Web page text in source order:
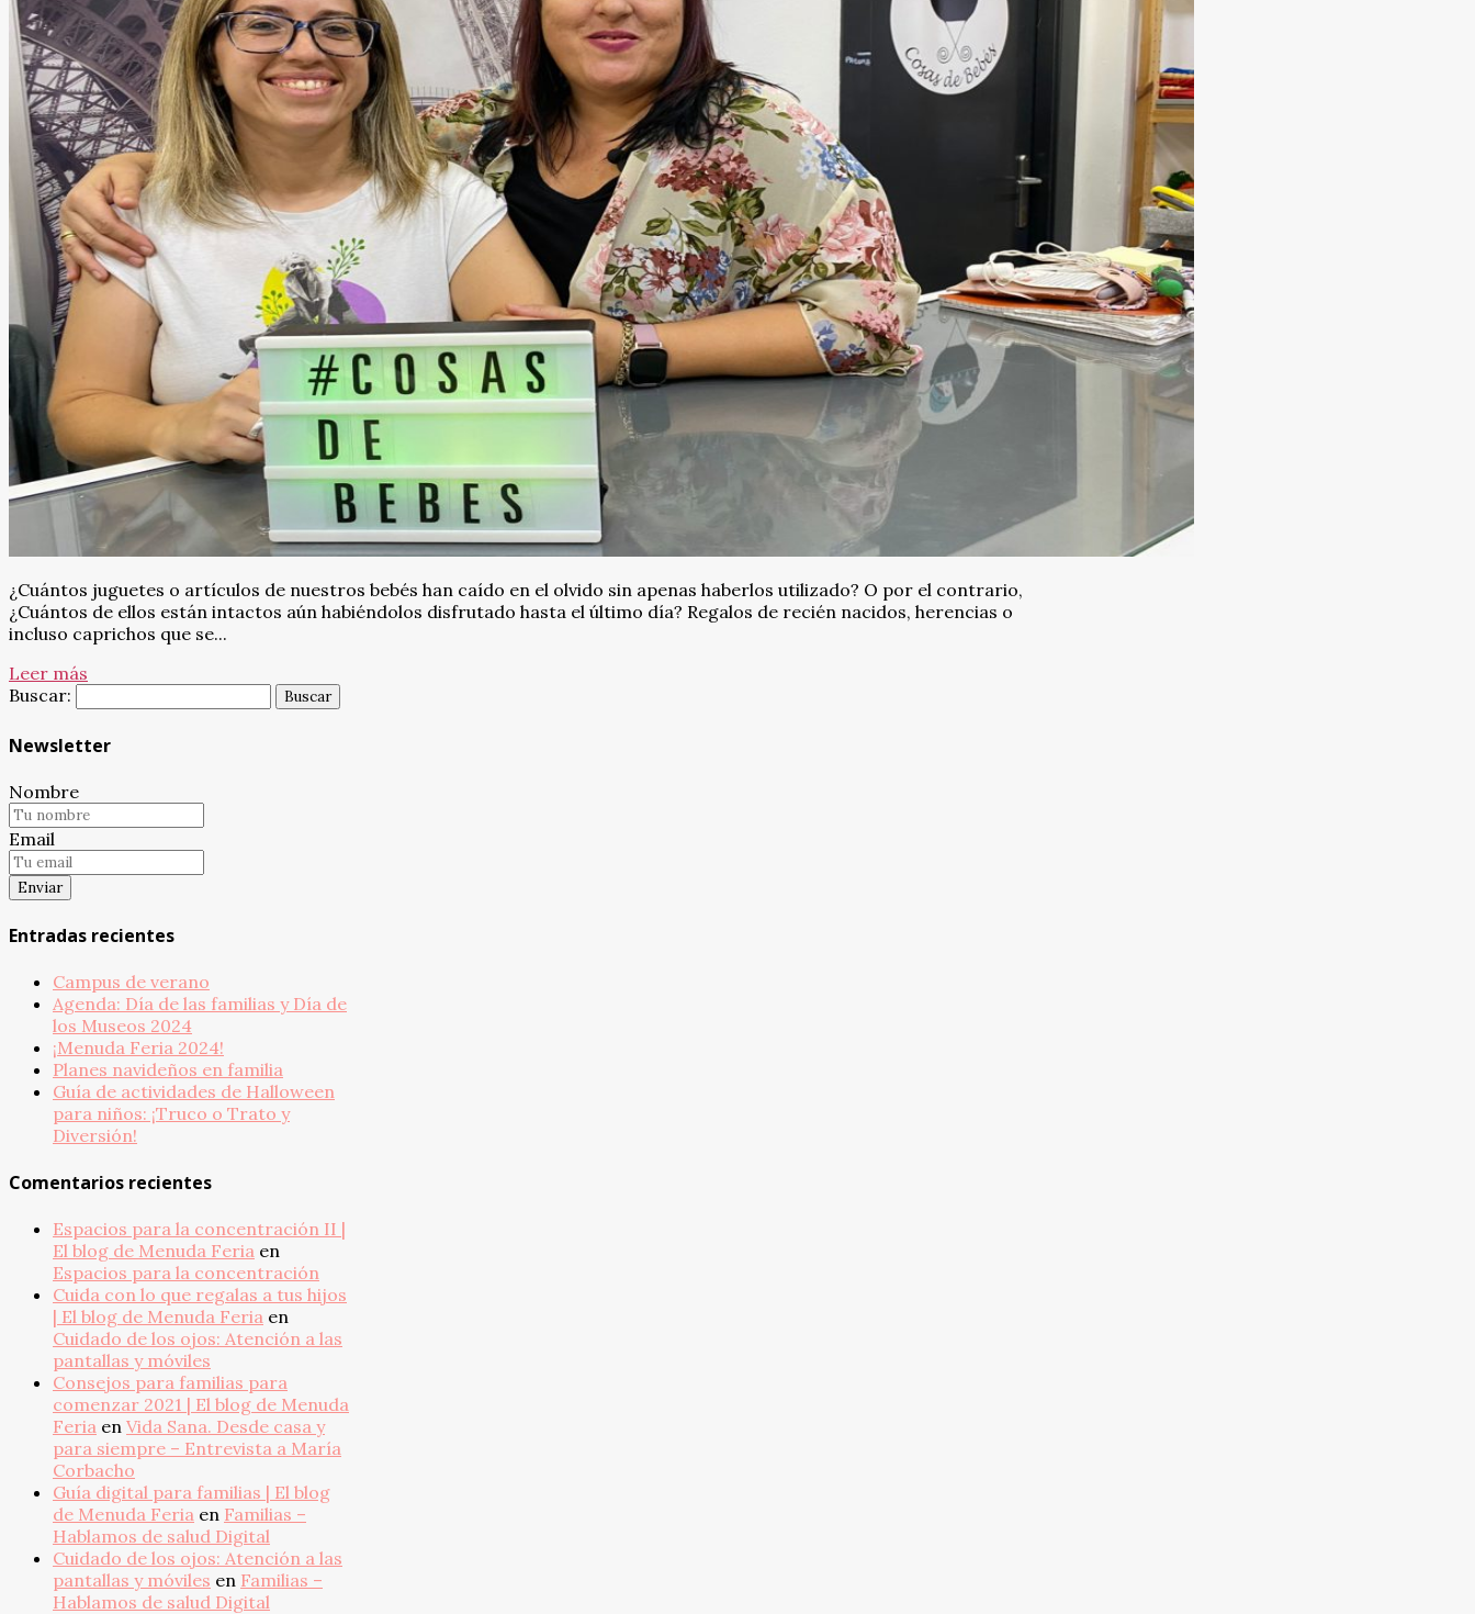
¿Cuántos juguetes o artículos de nuestros bebés han caído en el olvido sin apenas haberlos utilizado? O por el contrario,
¿Cuántos de ellos están intactos aún habiéndolos disfrutado hasta el último día? Regalos de recién nacidos, herencias o
incluso caprichos que se...
Leer más
Buscar:
Newsletter
Nombre
Email
Entradas recientes
Campus de verano
Agenda: Día de las familias y Día de
los Museos 2024
¡Menuda Feria 2024!
Planes navideños en familia
Guía de actividades de Halloween
para niños: ¡Truco o Trato y
Diversión!
Comentarios recientes
Espacios para la concentración II |
El blog de Menuda Feria en
Espacios para la concentración
Cuida con lo que regalas a tus hijos
| El blog de Menuda Feria en
Cuidado de los ojos: Atención a las
pantallas y móviles
Consejos para familias para
comenzar 2021 | El blog de Menuda
Feria en Vida Sana. Desde casa y
para siempre – Entrevista a María
Corbacho
Guía digital para familias | El blog
de Menuda Feria en Familias –
Hablamos de salud Digital
Cuidado de los ojos: Atención a las
pantallas y móviles en Familias –
Hablamos de salud Digital